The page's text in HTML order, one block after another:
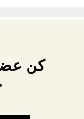
كن